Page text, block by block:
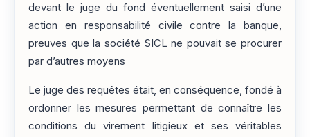
devant le juge du fond éventuellement saisi d’une
action en responsabilité civile contre la banque,
preuves que la société SICL ne pouvait se procurer
par d’autres moyens
Le juge des requêtes était, en conséquence, fondé à
ordonner les mesures permettant de connaître les
conditions du virement litigieux et ses véritables